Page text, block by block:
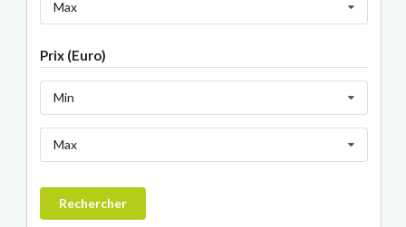
Max
Prix (Euro)
Min
Max
Rechercher